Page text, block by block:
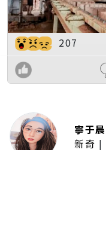
207
寧于晨
新奇 |